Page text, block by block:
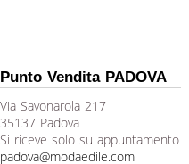
Punto Vendita PADOVA
Via Savonarola 217
35137 Padova
Si riceve solo su appuntamento
padova@modaedile.com